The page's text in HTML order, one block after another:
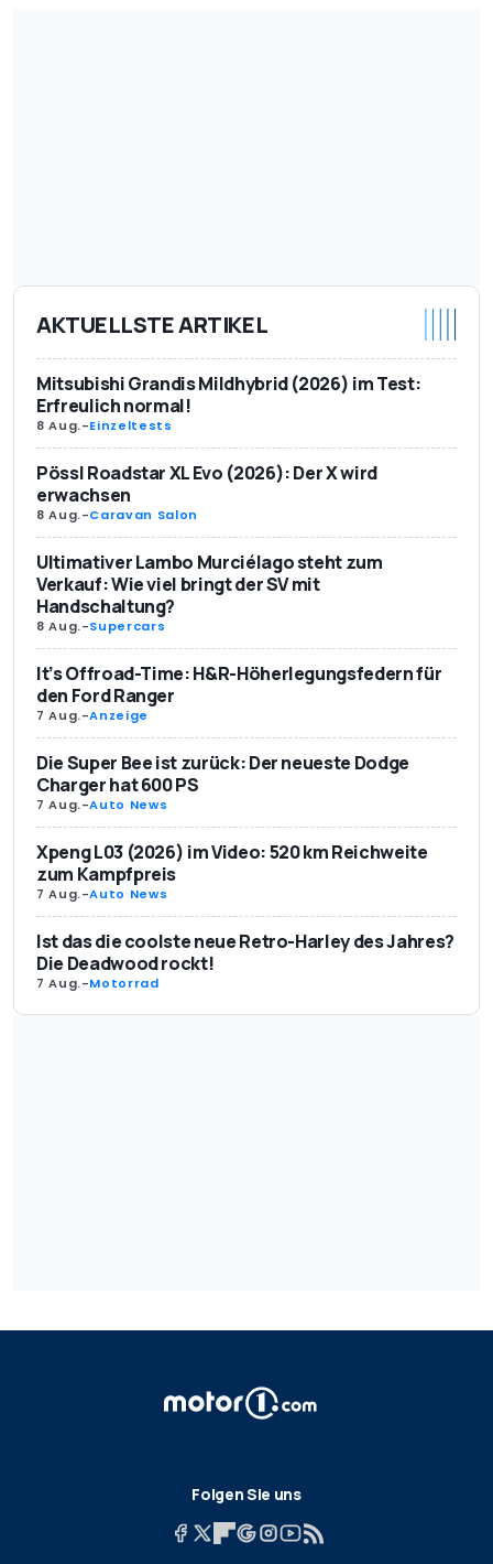
AKTUELLSTE ARTIKEL
Mitsubishi Grandis Mildhybrid (2026) im Test:
Erfreulich normal!
8 Aug.-Einzeltests
Pössl Roadstar XL Evo (2026): Der X wird
erwachsen
8 Aug.-Caravan Salon
Ultimativer Lambo Murciélago steht zum
Verkauf: Wie viel bringt der SV mit
Handschaltung?
8 Aug.-Supercars
It’s Offroad-Time: H&R-Höherlegungsfedern für
den Ford Ranger
7 Aug.-Anzeige
Die Super Bee ist zurück: Der neueste Dodge
Charger hat 600 PS
7 Aug.-Auto News
Xpeng L03 (2026) im Video: 520 km Reichweite
zum Kampfpreis
7 Aug.-Auto News
Ist das die coolste neue Retro-Harley des Jahres?
Die Deadwood rockt!
7 Aug.-Motorrad
Folgen Sie uns